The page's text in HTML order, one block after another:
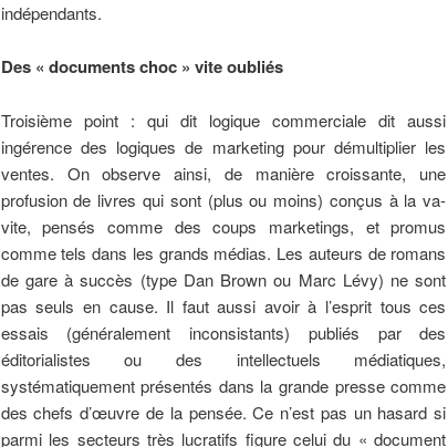
indépendants.
Des « documents choc » vite oubliés
Troisième point : qui dit logique commerciale dit aussi
ingérence des logiques de marketing pour démultiplier les
ventes. On observe ainsi, de manière croissante, une
profusion de livres qui sont (plus ou moins) conçus à la va-
vite, pensés comme des coups marketings, et promus
comme tels dans les grands médias. Les auteurs de romans
de gare à succès (type Dan Brown ou Marc Lévy) ne sont
pas seuls en cause. Il faut aussi avoir à l’esprit tous ces
essais (généralement inconsistants) publiés par des
éditorialistes ou des intellectuels médiatiques,
systématiquement présentés dans la grande presse comme
des chefs d’œuvre de la pensée. Ce n’est pas un hasard si
parmi les secteurs très lucratifs figure celui du « document